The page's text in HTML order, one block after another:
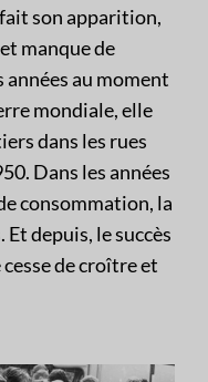
son apparition,
manque de
au moment
mondiale, elle
dans les rues
Dans les années
consommation, la
depuis, le succès
de croître et